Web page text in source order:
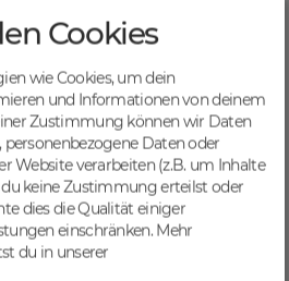
Domaintransfers.
deinen Online-
DomainCatcher
ist dein Schlüssel
Erfolg. Mit unserem
an Domains kannst
Online-Präsenz optimieren
Zielgruppe gezielt
Nutze die Möglichkeit,
Traffic anzuziehen und deine
in Suchmaschinen zu
Cookies
wie Cookies, um dein
und Informationen von deinem
Zustimmung können wir Daten
Daten oder
Website verarbeiten (z.B. um Inhalte
du keine Zustimmung erteilst oder
dies die Qualität einiger
einschränken. Mehr
du in unserer